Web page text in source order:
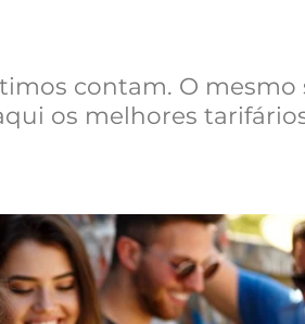
contam. O mesmo
os melhores